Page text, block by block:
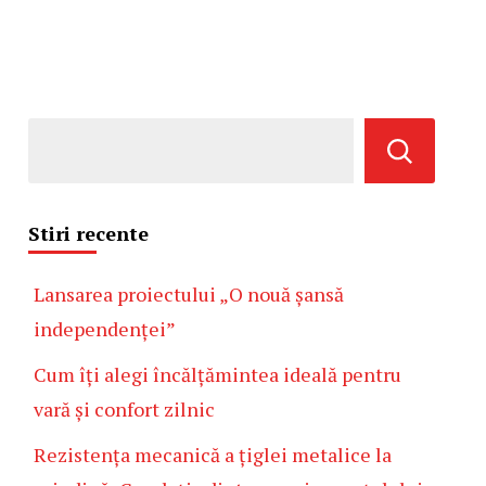
Stiri recente
Lansarea proiectului „O nouă șansă
independenței”
Cum îți alegi încălțămintea ideală pentru
vară și confort zilnic
Rezistența mecanică a țiglei metalice la